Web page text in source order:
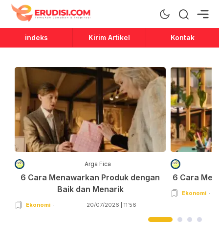
Erudisi
Temukan Jawaban dan Inspirasi
indeks Kirim Artikel Kontak
Arga Fica
6 Cara Menawarkan Produk dengan
Baik dan Menarik
Ekonomi 20/07/2026 | 11:56
6 Cara
Ekonomi